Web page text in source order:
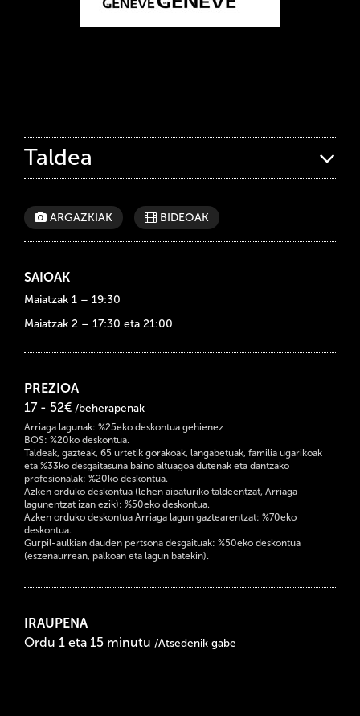
Taldea
ARGAZKIAK BIDEOAK
SAIOAK
Maiatzak 1 – 19:30
Maiatzak 2 – 17:30 eta 21:00
PREZIOA
17 - 52€ /beherapenak
Arriaga lagunak: %25eko deskontua gehienez
BOS: %20ko deskontua.
Taldeak, gazteak, 65 urtetik gorakoak, langabetuak, familia ugarikoak
eta %33ko desgaitasuna baino altuagoa dutenak eta dantzako
profesionalak: %20ko deskontua.
Azken orduko deskontua (lehen aipaturiko taldeentzat, Arriaga
lagunentzat izan ezik): %50eko deskontua.
Azken orduko deskontua Arriaga lagun gaztearentzat: %70eko
deskontua.
Gurpil-aulkian dauden pertsona desgaituak: %50eko deskontua
(eszenaurrean, palkoan eta lagun batekin).
IRAUPENA
Ordu 1 eta 15 minutu /Atsedenik gabe